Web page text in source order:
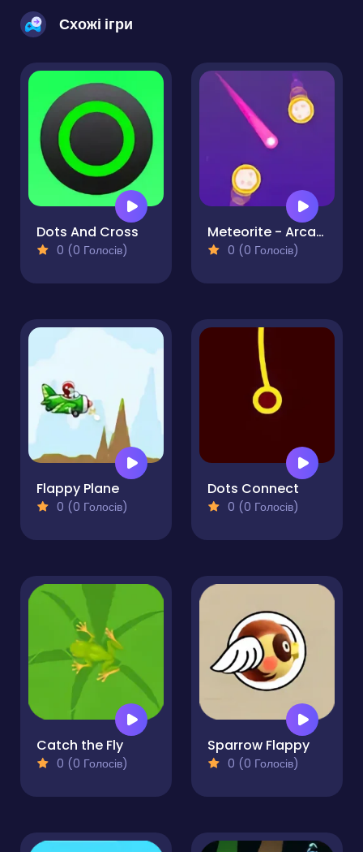
Схожі ігри
Dots And Cross
0 (0 Голосів)
Meteorite - Arcade Challenge
0 (0 Голосів)
Flappy Plane
0 (0 Голосів)
Dots Connect
0 (0 Голосів)
Catch the Fly
0 (0 Голосів)
Sparrow Flappy
0 (0 Голосів)